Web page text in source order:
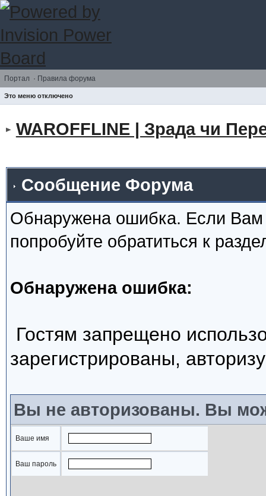
Портал · Правила форума
Это меню отключено
WAROFFLINE | Зрада чи
Сообщение Форума
Обнаружена ошибка. Если
попробуйте обратиться к
Обнаружена ошибка:
Гостям запрещено
зарегистрированы,
Вы не авторизованы. Вы
Ваше имя
Ваш пароль